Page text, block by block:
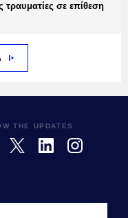
τραυματίες σε επίθεση
THE UPDATES